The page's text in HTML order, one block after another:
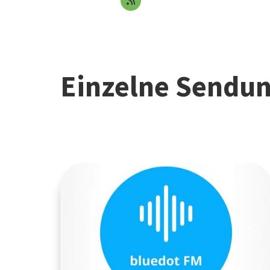
Einzelne